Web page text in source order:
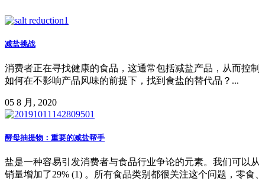
减盐挑战
消费者正在寻找健康的食品，这通常包括减盐产品，从而控
如何在不影响产品风味的前提下，找到食盐的替代品？...
05 8 月, 2020
酵母抽提物：重要的减盐帮手
盐是一种容易引发消费者与食品行业争论的元素。我们可以
销量增加了29% (1) 。所有食品类别都很关注这个问题，零